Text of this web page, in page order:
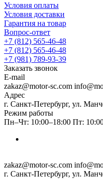
Условия оплаты
Условия доставки
Гарантия на товар
Вопрос-ответ
+7 (812) 565-46-48
+7 (812) 565-46-48
+7 (981) 789-93-39
Заказать звонок
E-mail
zakaz@motor-sc.com
Адрес
г. Санкт-Петербург, ул.
Режим работы
Пн–Чт: 10:00–18:00 Пт:
zakaz@motor-sc.com
г. Санкт-Петербург, ул.